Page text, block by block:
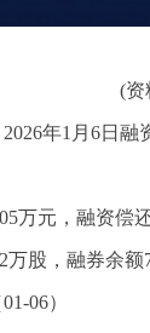
(资
年1月6日融
万元，融资偿
股，融券余额
06）